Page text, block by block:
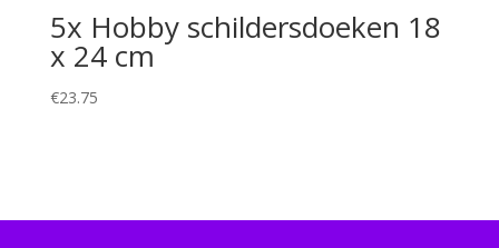
5x Hobby schildersdoeken 18
x 24 cm
€23.75